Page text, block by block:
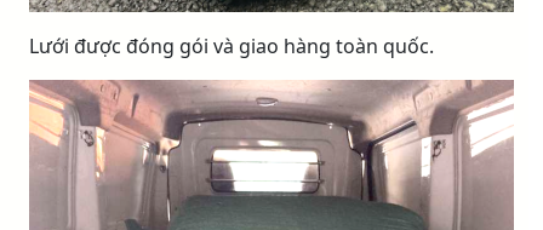
Lưới được đóng gói và giao hàng toàn quốc.